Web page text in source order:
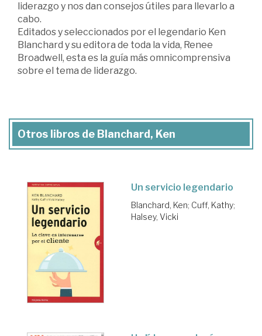
liderazgo y nos dan consejos útiles para llevarlo a
cabo.
Editados y seleccionados por el legendario Ken
Blanchard y su editora de toda la vida, Renee
Broadwell, esta es la guía más omnicomprensiva
sobre el tema de liderazgo.
Otros libros de Blanchard, Ken
Un servicio legendario
Blanchard, Ken; Cuff, Kathy;
Halsey, Vicki